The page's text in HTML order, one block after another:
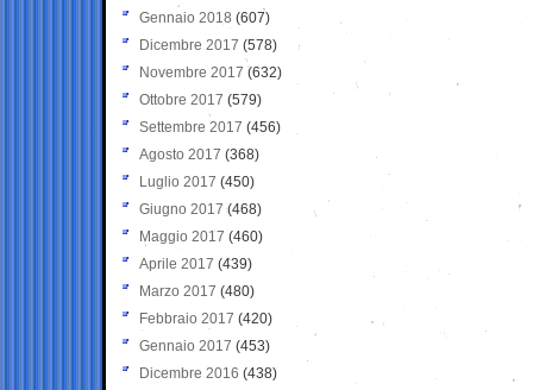
Gennaio 2018 (607)
Dicembre 2017 (578)
Novembre 2017 (632)
Ottobre 2017 (579)
Settembre 2017 (456)
Agosto 2017 (368)
Luglio 2017 (450)
Giugno 2017 (468)
Maggio 2017 (460)
Aprile 2017 (439)
Marzo 2017 (480)
Febbraio 2017 (420)
Gennaio 2017 (453)
Dicembre 2016 (438)